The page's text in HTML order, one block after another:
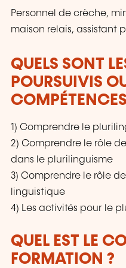
Personnel de crèche,
maison relais, assistant
QUELS SONT
POURSUIVIS
1) Comprendre le
2) Comprendre le rôle
dans le plurilinguisme
3) Comprendre le rôle
linguistique
4) Les activités pour le
QUEL EST LE
FORMATION ?